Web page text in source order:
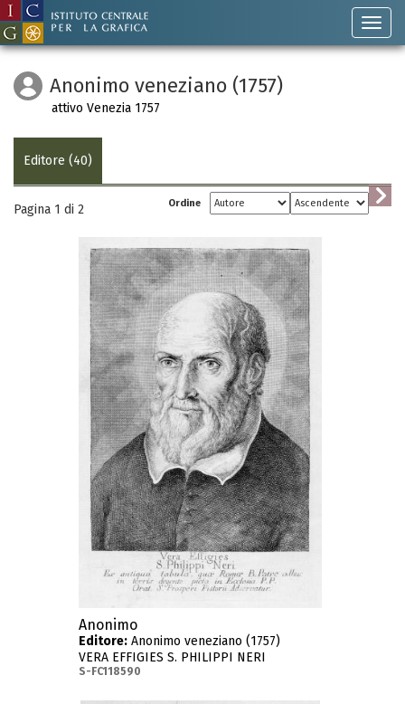
Anonimo veneziano (1757)
attivo Venezia 1757
Editore (40)
Pagina 1 di 2 Ordine
Anonimo
Editore:Anonimo veneziano (1757)
VERA EFFIGIES S. PHILIPPI NERI
S-FC118590